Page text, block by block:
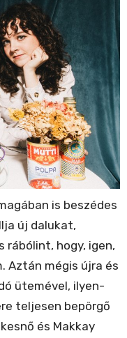
is beszédes
új dalukat,
rábólint, hogy, igen,
Aztán mégis újra és
ütemével, ilyen-
teljesen bepörgő
és Makkay